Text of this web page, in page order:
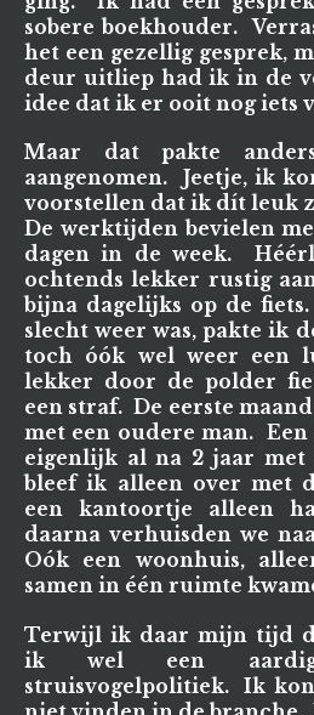
sobere boekhouder.
het een gezellig gesprek,
deur uitliep had ik in de
idee dat ik er ooit nog iets
Maar dat pakte
aangenomen. Jeetje, ik
voorstellen dat ik dít leuk
De werktijden bevielen
dagen in de week.
ochtends lekker rustig
bijna dagelijks op de
slecht weer was, pakte ik
toch óók wel weer een
lekker door de polder
een straf. De eerste
met een oudere man.
eigenlijk al na 2 jaar met
bleef ik alleen over met
een kantoortje alleen
daarna verhuisden we
Oók een woonhuis,
samen in één ruimte
Terwijl ik daar mijn tijd
ik wel een
struisvogelpolitiek. Ik